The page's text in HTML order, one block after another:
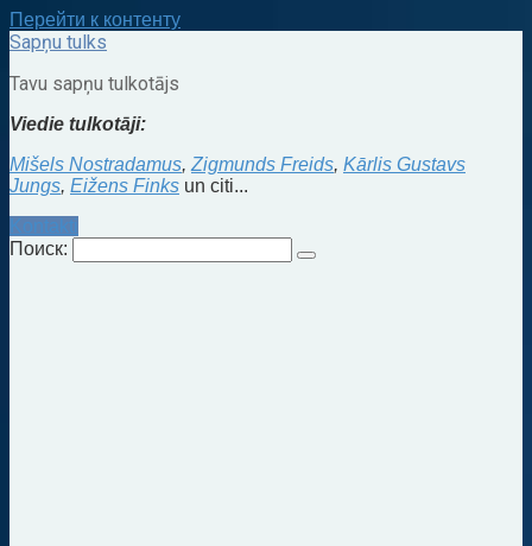
Перейти к контенту
Sapņu tulks
Tavu sapņu tulkotājs
Viedie tulkotāji:
Mišels Nostradamus, Zigmunds Freids, Kārlis Gustavs
Jungs, Eižens Finks un citi...
Kontakti
Поиск: